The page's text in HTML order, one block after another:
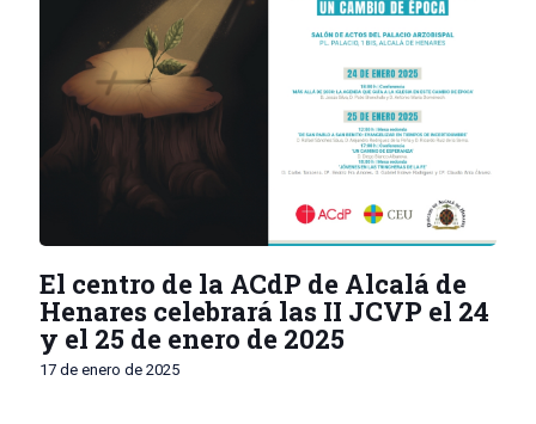
El centro de la ACdP de Alcalá de
Henares celebrará las II JCVP el 24
y el 25 de enero de 2025
17 de enero de 2025